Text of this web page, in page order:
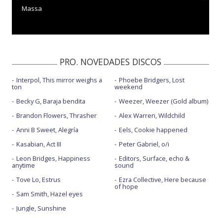
Massa
PRO. NOVEDADES DISCOS
Interpol, This mirror weighs a
ton
Becky G, Baraja bendita
Brandon Flowers, Thrasher
Anni B Sweet, Alegría
Kasabian, Act III
Leon Bridges, Happiness
anytime
Tove Lo, Estrus
Sam Smith, Hazel eyes
Jungle, Sunshine
Phoebe Bridgers, Lost
weekend
Weezer, Weezer (Gold album)
Alex Warren, Wildchild
Eels, Cookie happened
Peter Gabriel, o/i
Editors, Surface, echo &
sound
Ezra Collective, Here because
of hope